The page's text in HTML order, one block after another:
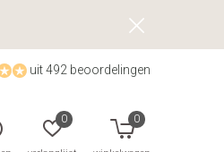
0 0
uit 492 beoordelingen